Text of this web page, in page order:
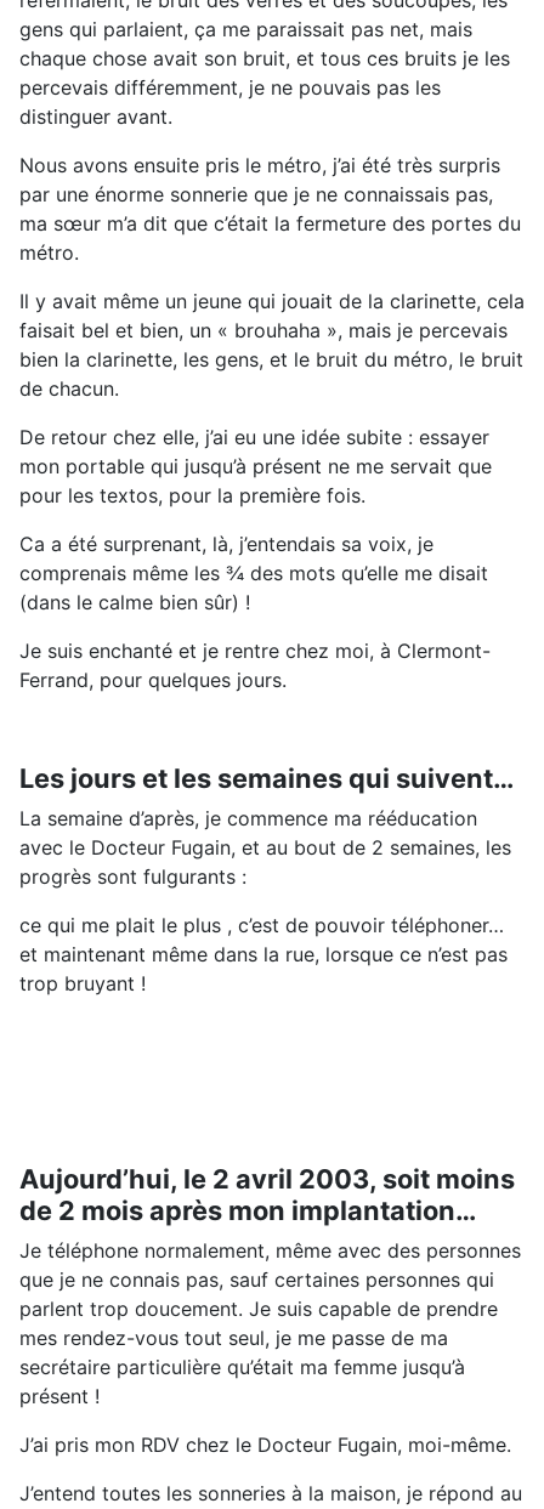
gens qui parlaient, ça me paraissait pas net, mais
chaque chose avait son bruit, et tous ces bruits je les
percevais différemment, je ne pouvais pas les
distinguer avant.
Nous avons ensuite pris le métro, j’ai été très surpris
par une énorme sonnerie que je ne connaissais pas,
ma sœur m’a dit que c’était la fermeture des portes du
métro.
Il y avait même un jeune qui jouait de la clarinette, cela
faisait bel et bien, un « brouhaha », mais je percevais
bien la clarinette, les gens, et le bruit du métro, le bruit
de chacun.
De retour chez elle, j’ai eu une idée subite : essayer
mon portable qui jusqu’à présent ne me servait que
pour les textos, pour la première fois.
Ca a été surprenant, là, j’entendais sa voix, je
comprenais même les ¾ des mots qu’elle me disait
(dans le calme bien sûr) !
Je suis enchanté et je rentre chez moi, à Clermont-
Ferrand, pour quelques jours.
Les jours et les semaines qui suivent…
La semaine d’après, je commence ma rééducation
avec le Docteur Fugain, et au bout de 2 semaines, les
progrès sont fulgurants :
ce qui me plait le plus , c’est de pouvoir téléphoner…
et maintenant même dans la rue, lorsque ce n’est pas
trop bruyant !
Aujourd’hui, le 2 avril 2003, soit moins
de 2 mois après mon implantation…
Je téléphone normalement, même avec des personnes
que je ne connais pas, sauf certaines personnes qui
parlent trop doucement. Je suis capable de prendre
mes rendez-vous tout seul, je me passe de ma
secrétaire particulière qu’était ma femme jusqu’à
présent !
J’ai pris mon RDV chez le Docteur Fugain, moi-même.
J’entend toutes les sonneries à la maison, je répond au